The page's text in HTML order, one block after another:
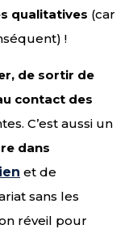
qualitatives (car
!
de sortir de
contact des
C’est aussi un
dans
et de
sans les
réveil pour